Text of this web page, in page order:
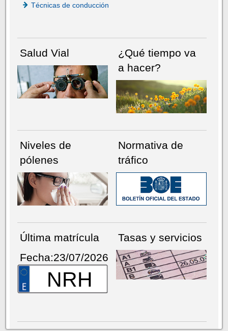
Técnicas de conducción
Salud Vial
¿Qué tiempo va
a hacer?
Niveles de
pólenes
Normativa de
tráfico
Última matrícula
Fecha:23/07/2026
NRH
Tasas y servicios